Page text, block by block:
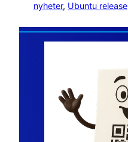
nyheter, Ubuntu release